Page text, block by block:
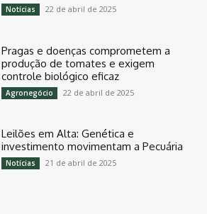
Notícias 22 de abril de 2025
Pragas e doenças comprometem a
produção de tomates e exigem
controle biológico eficaz
Agronegócio 22 de abril de 2025
Leilões em Alta: Genética e
investimento movimentam a Pecuária
Notícias 21 de abril de 2025